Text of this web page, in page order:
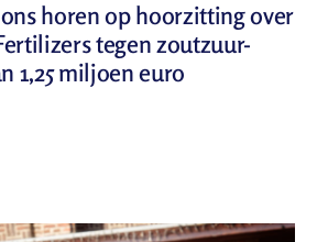
horen op hoorzitting over
tegen zoutzuur-
1,25 miljoen euro